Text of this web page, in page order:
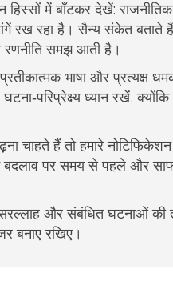
हिस्सों में बाँटकर देखें:
रख रहा है। सैन्य संकेत बताते
समझ आती है।
भाषा और
ध्यान रखें,
चाहते हैं तो हमारे
पर समय से पहले और
और संबंधित घटनाओं की
बनाए रखिए।